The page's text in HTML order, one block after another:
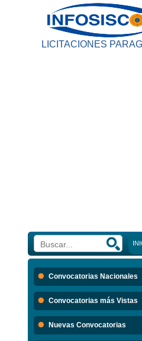
LICITACIONES
Convocatorias Nacionales
Convocatorias más Vistas
Nuevas Convocatorias